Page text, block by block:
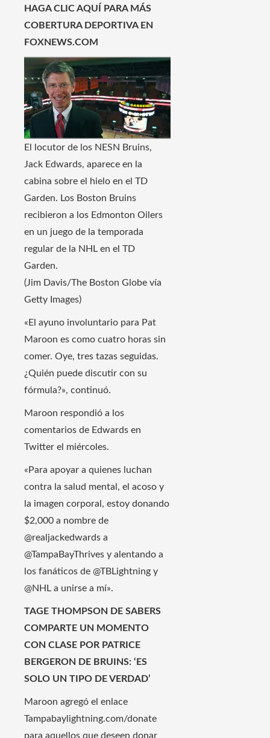
HAGA CLIC AQUÍ PARA MÁS
COBERTURA DEPORTIVA EN
FOXNEWS.COM
El locutor de los NESN Bruins,
Jack Edwards, aparece en la
cabina sobre el hielo en el TD
Garden. Los Boston Bruins
recibieron a los Edmonton Oilers
en un juego de la temporada
regular de la NHL en el TD
Garden.
(Jim Davis/The Boston Globe vía
Getty Images)
«El ayuno involuntario para Pat
Maroon es como cuatro horas sin
comer. Oye, tres tazas seguidas.
¿Quién puede discutir con su
fórmula?», continuó.
Maroon respondió a los
comentarios de Edwards en
Twitter el miércoles.
«Para apoyar a quienes luchan
contra la salud mental, el acoso y
la imagen corporal, estoy donando
$2,000 a nombre de
@realjackedwards a
@TampaBayThrives y alentando a
los fanáticos de @TBLightning y
@NHL a unirse a mí».
TAGE THOMPSON DE SABERS
COMPARTE UN MOMENTO
CON CLASE POR PATRICE
BERGERON DE BRUINS: ‘ES
SOLO UN TIPO DE VERDAD’
Maroon agregó el enlace
Tampabaylightning.com/donate
para aquellos que deseen donar